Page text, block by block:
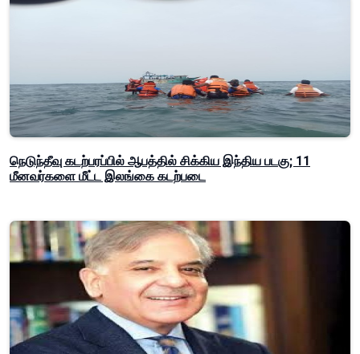
நெடுந்தீவு கடற்பரப்பில் ஆபத்தில் சிக்கிய இந்திய படகு; 11
மீனவர்களை மீட்ட இலங்கை கடற்படை